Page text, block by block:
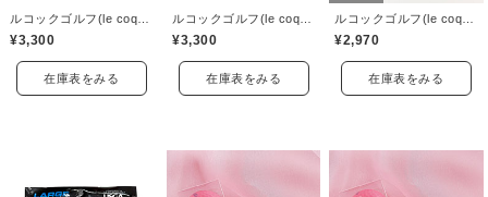
¥3,300
在庫表をみる
¥3,300
在庫表をみる
¥2,970
在庫表をみる